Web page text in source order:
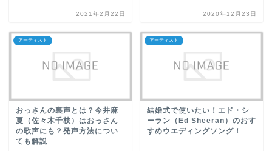
2021年2月22日 2020年12月23日
アーティスト
おっさんの裏声とは？今井麻
夏（佐々木千枝）はおっさん
の歌声にも？発声方法につい
ても解説
アーティスト
結婚式で使いたい！エド・シ
ーラン（Ed Sheeran）のおす
すめウエディングソング！